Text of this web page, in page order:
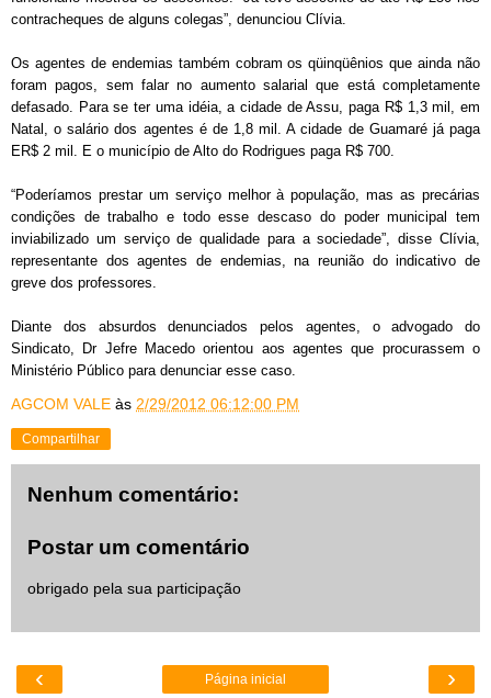
contracheques de alguns colegas”, denunciou Clívia.
Os agentes de endemias também cobram os qüinqüênios que ainda não
foram pagos, sem falar no aumento salarial que está completamente
defasado. Para se ter uma idéia, a cidade de Assu, paga R$ 1,3 mil, em
Natal, o salário dos agentes é de 1,8 mil. A cidade de Guamaré já paga
ER$ 2 mil. E o município de Alto do Rodrigues paga R$ 700.
“Poderíamos prestar um serviço melhor à população, mas as precárias
condições de trabalho e todo esse descaso do poder municipal tem
inviabilizado um serviço de qualidade para a sociedade”, disse Clívia,
representante dos agentes de endemias, na reunião do indicativo de
greve dos professores.
Diante dos absurdos denunciados pelos agentes, o advogado do
Sindicato, Dr Jefre Macedo orientou aos agentes que procurassem o
Ministério Público para denunciar esse caso.
AGCOM VALE às 2/29/2012 06:12:00 PM
Compartilhar
Nenhum comentário:
Postar um comentário
obrigado pela sua participação
‹ ›
Página inicial